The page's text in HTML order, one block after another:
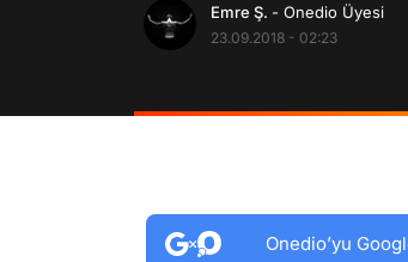
Emre Ş. - Onedio Üyesi
23.09.2018 - 02:23
Onedio’yu